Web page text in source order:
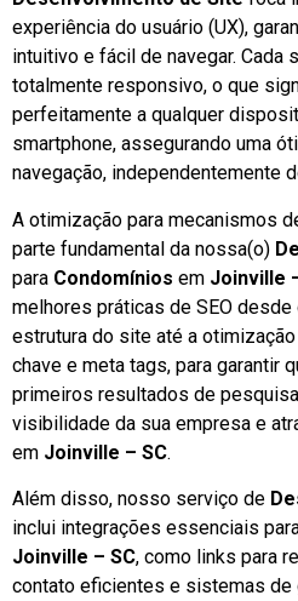
experiência do usuário (UX),
intuitivo e fácil de navegar.
totalmente responsivo, o que
perfeitamente a qualquer
smartphone, assegurando uma
navegação, independentemente
A otimização para mecanismos
parte fundamental da nossa(o)
para Condomínios em Joinville
melhores práticas de SEO
estrutura do site até a
chave e meta tags, para garantir
primeiros resultados de
visibilidade da sua empresa e
em Joinville – SC.
Além disso, nosso serviço de
inclui integrações essenciais
Joinville – SC, como links para
contato eficientes e sistemas de